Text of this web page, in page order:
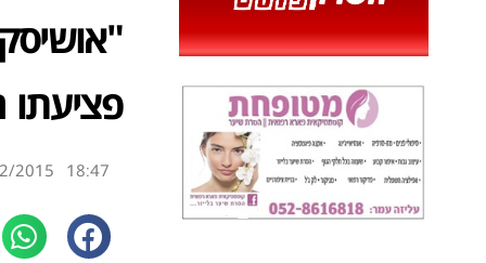
18:47
2015